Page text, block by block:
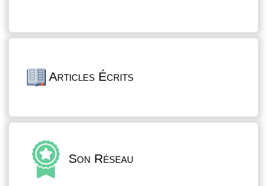
Articles Écrits
Son Réseau